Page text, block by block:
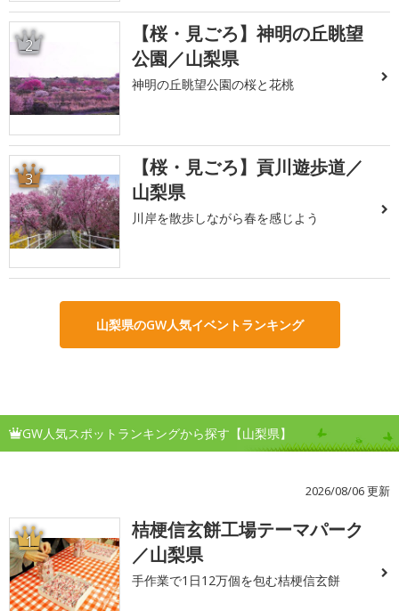
2
【桜・見ごろ】神明の丘眺望
公園／山梨県
神明の丘眺望公園の桜と花桃
3
【桜・見ごろ】貢川遊歩道／
山梨県
川岸を散歩しながら春を感じよう
山梨県のGW人気イベントランキング
GW人気スポットランキングから探す【山梨県】
2026/08/06 更新
1
桔梗信玄餅工場テーマパーク
／山梨県
手作業で1日12万個を包む桔梗信玄餅